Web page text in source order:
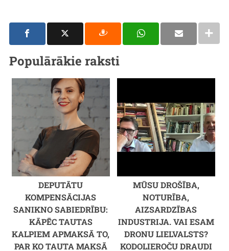
Populārākie raksti
DEPUTĀTU
KOMPENSĀCIJAS
SANIKNO SABIEDRĪBU:
KĀPĒC TAUTAS
KALPIEM APMAKSĀ TO,
PAR KO TAUTA MAKSĀ
MŪSU DROŠĪBA,
NOTURĪBA,
AIZSARDZĪBAS
INDUSTRIJA. VAI ESAM
DRONU LIELVALSTS?
KODOLIEROČU DRAUDI